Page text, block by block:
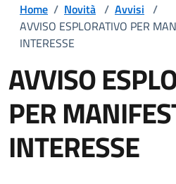
Home / Novità / Avvisi /
AVVISO ESPLORATIVO PER
INTERESSE
AVVISO
PER
INTERESSE